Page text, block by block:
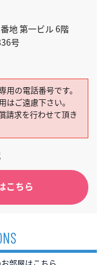
地 第一ビル 6階
号
の電話番号です。
はご遠慮下さい。
請求を行わせて頂き
こちら